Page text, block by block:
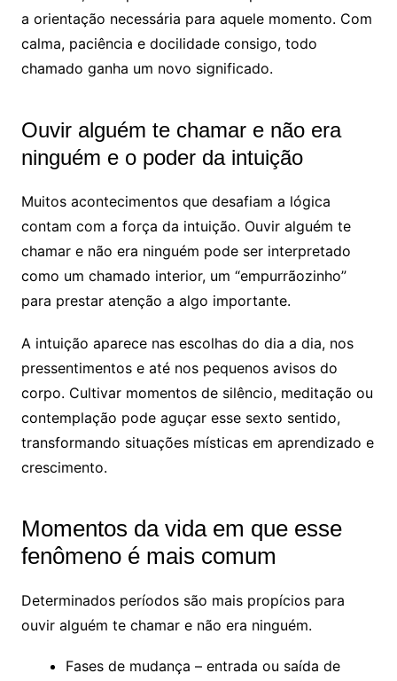
a orientação necessária para aquele momento. Com
calma, paciência e docilidade consigo, todo
chamado ganha um novo significado.
Ouvir alguém te chamar e não era
ninguém e o poder da intuição
Muitos acontecimentos que desafiam a lógica
contam com a força da intuição. Ouvir alguém te
chamar e não era ninguém pode ser interpretado
como um chamado interior, um “empurrãozinho”
para prestar atenção a algo importante.
A intuição aparece nas escolhas do dia a dia, nos
pressentimentos e até nos pequenos avisos do
corpo. Cultivar momentos de silêncio, meditação ou
contemplação pode aguçar esse sexto sentido,
transformando situações místicas em aprendizado e
crescimento.
Momentos da vida em que esse
fenômeno é mais comum
Determinados períodos são mais propícios para
ouvir alguém te chamar e não era ninguém.
Fases de mudança – entrada ou saída de